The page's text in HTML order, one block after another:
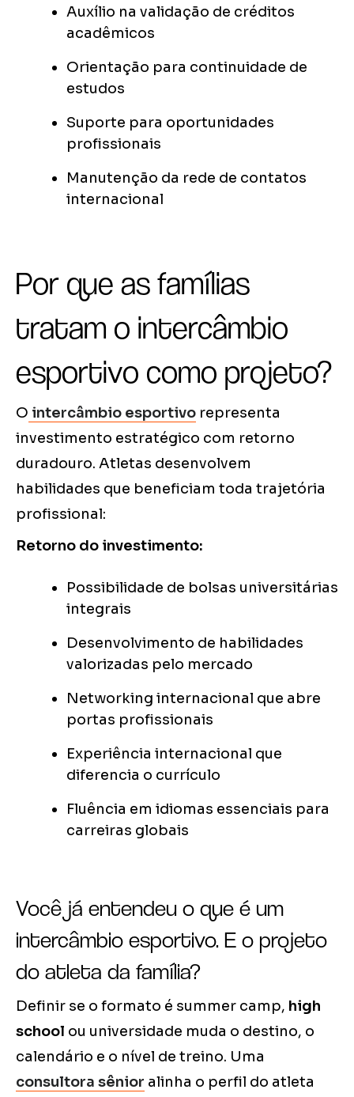
Auxílio na validação de créditos
acadêmicos
Orientação para continuidade de
estudos
Suporte para oportunidades
profissionais
Manutenção da rede de contatos
internacional
Por que as famílias
tratam o intercâmbio
esportivo como projeto?
O intercâmbio esportivo representa
investimento estratégico com retorno
duradouro. Atletas desenvolvem
habilidades que beneficiam toda trajetória
profissional:
Retorno do investimento:
Possibilidade de bolsas universitárias
integrais
Desenvolvimento de habilidades
valorizadas pelo mercado
Networking internacional que abre
portas profissionais
Experiência internacional que
diferencia o currículo
Fluência em idiomas essenciais para
carreiras globais
Você já entendeu o que é um
intercâmbio esportivo. E o projeto
do atleta da família?
Definir se o formato é summer camp, high
school ou universidade muda o destino, o
calendário e o nível de treino. Uma
consultora sênior alinha o perfil do atleta